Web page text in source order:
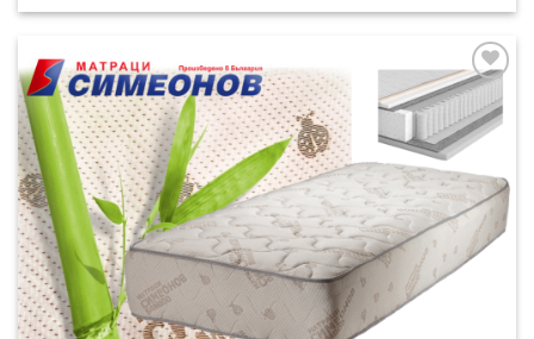
127.31€
Добавяне
към
списъка с
харесани
продукти